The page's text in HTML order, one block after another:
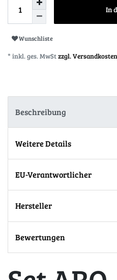
In
Wunschliste
* inkl. ges. MwStzzgl. Versandkosten
Beschreibung
Weitere Details
EU-Verantwortlicher
Hersteller
Bewertungen